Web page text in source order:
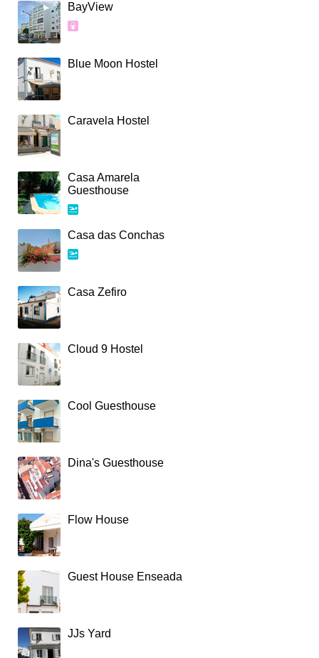
BayView
Blue Moon Hostel
Caravela Hostel
Casa Amarela
Guesthouse
Casa das Conchas
Casa Zefiro
Cloud 9 Hostel
Cool Guesthouse
Dina's Guesthouse
Flow House
Guest House Enseada
JJs Yard